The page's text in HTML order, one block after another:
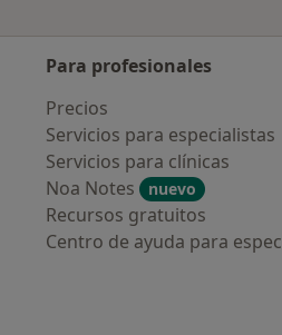
Para profesionales
Precios
Servicios para especialistas
Servicios para clínicas
Noa Notes
nuevo
Recursos gratuitos
Centro de ayuda para